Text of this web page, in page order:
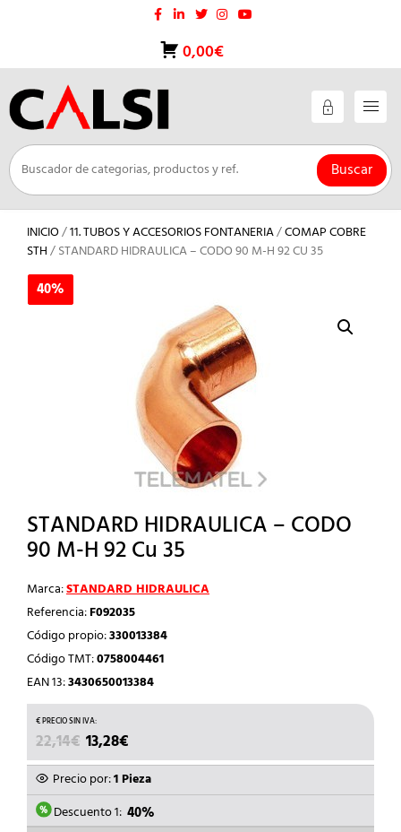
0,00€
Buscar
INICIO/11. TUBOS Y ACCESORIOS FONTANERIA/COMAP COBRE
STH/ STANDARD HIDRAULICA – CODO 90 M-H 92 CU 35
40%
STANDARD HIDRAULICA – CODO
90 M-H 92 Cu 35
Marca:STANDARD HIDRAULICA
Referencia:F092035
Código propio:330013384
Código TMT:0758004461
EAN 13:3430650013384
22,14€ EL
PRECIO
ORIGINAL
ERA:
22,14€.
13,28€
PRECIO
ACTUAL
ES:
13,28€.
Precio por:1 Pieza
Descuento 1: 40%
40%